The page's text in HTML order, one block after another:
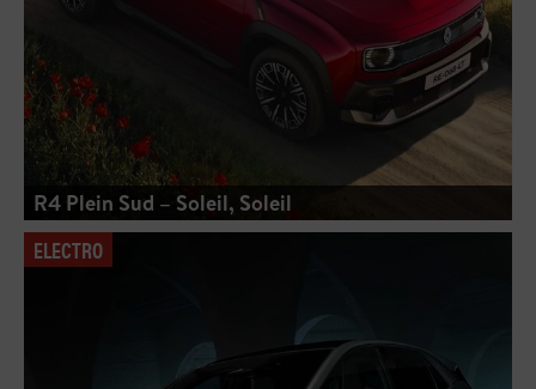
R4 Plein Sud – Soleil, Soleil
ELECTRO